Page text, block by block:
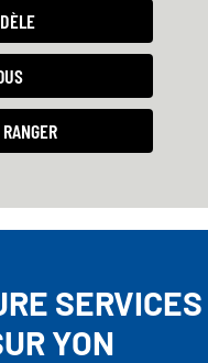
SERVICES
YON